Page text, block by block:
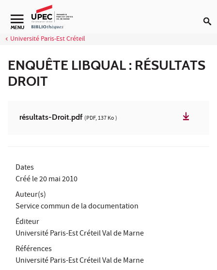
Aller au contenu
Navigation secondaire
MENU
Université Paris-Est Créteil
ENQUÊTE LIBQUAL : RÉSULTATS
DROIT
résultats-Droit.pdf (PDF, 137 Ko )
Dates
Créé le20 mai 2010
Auteur(s)
Service commun de la documentation
Éditeur
Université Paris-Est Créteil Val de Marne
Références
Université Paris-Est Créteil Val de Marne